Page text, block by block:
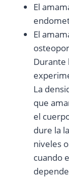
El
El
Durante
La
que
el
dure la
niveles
cuando